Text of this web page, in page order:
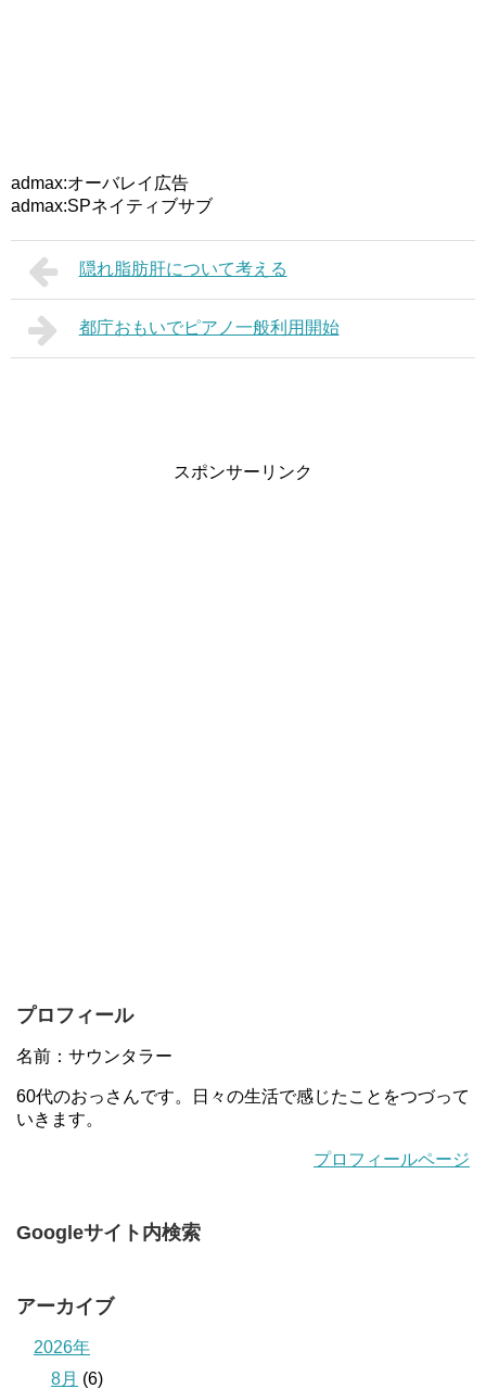
admax:オーバレイ広告
admax:SPネイティブサブ
隠れ脂肪肝について考える
都庁おもいでピアノ一般利用開始
スポンサーリンク
プロフィール
名前：サウンタラー
60代のおっさんです。日々の生活で感じたことをつづって
いきます。
プロフィールページ
Googleサイト内検索
アーカイブ
2026年
8月 (6)